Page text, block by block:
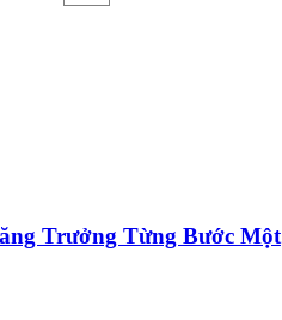
Trưởng Từng Bước Một